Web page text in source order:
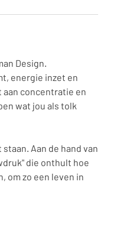
Design.
energie inzet en
concentratie en
wat jou als tolk
Aan de hand van
die onthult hoe
om zo een leven in